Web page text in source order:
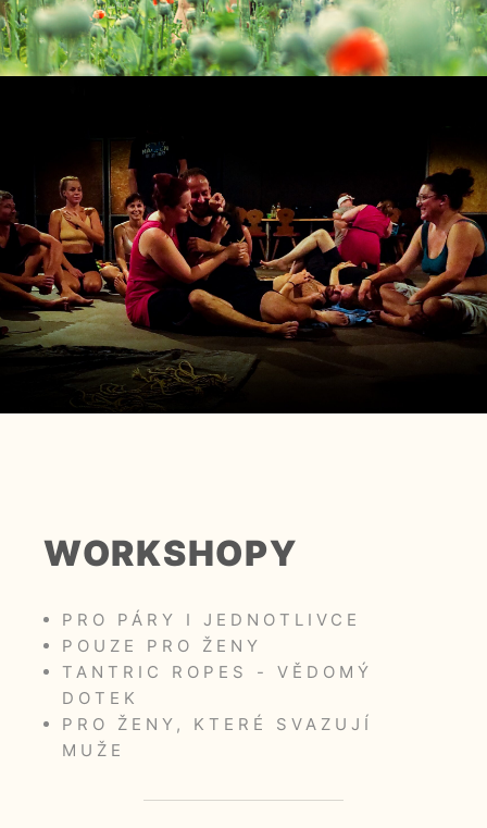
WORKSHOPY
PRO PÁRY I JEDNOTLIVCE
POUZE PRO ŽENY
TANTRIC ROPES - VĚDOMÝ
DOTEK
PRO ŽENY, KTERÉ SVAZUJÍ
MUŽE